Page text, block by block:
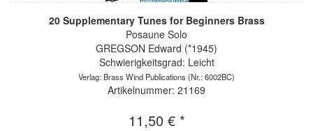
20 Supplementary Tunes for Beginners Brass
Posaune Solo
GREGSON Edward (*1945)
Schwierigkeitsgrad: Leicht
Verlag: Brass Wind Publications (Nr.: 6002BC)
Artikelnummer: 21169
11,50 € *